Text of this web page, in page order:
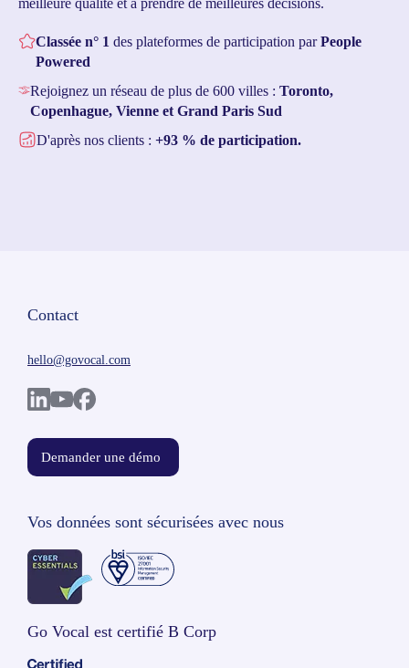
Classée n° 1 des plateformes de participation parPeople
Powered
Rejoignez un réseau de plus de 600 villes : Toronto,
Copenhague, Vienne et Grand Paris Sud
D'après nos clients : +93 % de participation.
Contact
hello@govocal.com
Demander une démo
Vos données sont sécurisées avec nous
Go Vocal est certifié B Corp